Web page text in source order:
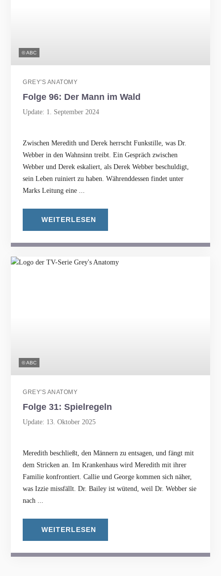
© ABC
GREY'S ANATOMY
Folge 96: Der Mann im Wald
Update: 1. September 2024
Zwischen Meredith und Derek herrscht Funkstille, was Dr.
Webber in den Wahnsinn treibt. Ein Gespräch zwischen
Webber und Derek eskaliert, als Derek Webber beschuldigt,
sein Leben ruiniert zu haben. Währenddessen findet unter
Marks Leitung eine ...
WEITERLESEN
© ABC
GREY'S ANATOMY
Folge 31: Spielregeln
Update: 13. Oktober 2025
Meredith beschließt, den Männern zu entsagen, und fängt mit
dem Stricken an. Im Krankenhaus wird Meredith mit ihrer
Familie konfrontiert. Callie und George kommen sich näher,
was Izzie missfällt. Dr. Bailey ist wütend, weil Dr. Webber sie
nach ...
WEITERLESEN